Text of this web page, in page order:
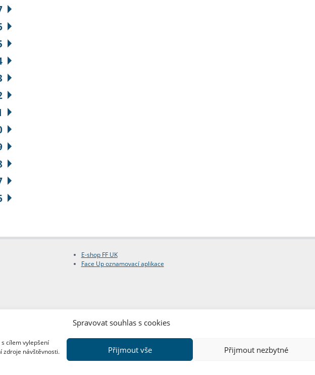
Spravovat souhlas s cookies
cílem vylepšení
zdroje návštěvnosti.
Přijmout vše Přijmout nezbytné
E-shop FF UK
Face Up oznamovací aplikace